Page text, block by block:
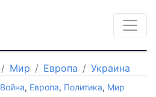
Мир Европа Украина
Война, Европа, Политика, Мир